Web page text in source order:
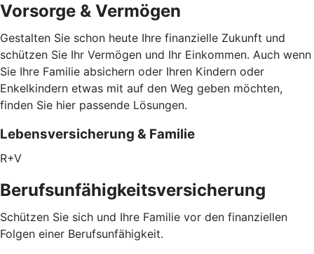
Vorsorge & Vermögen
Gestalten Sie schon heute Ihre finanzielle Zukunft und
schützen Sie Ihr Vermögen und Ihr Einkommen. Auch wenn
Sie Ihre Familie absichern oder Ihren Kindern oder
Enkelkindern etwas mit auf den Weg geben möchten,
finden Sie hier passende Lösungen.
Lebensversicherung & Familie
R+V
Berufsunfähigkeitsversicherung
Schützen Sie sich und Ihre Familie vor den finanziellen
Folgen einer Berufsunfähigkeit.